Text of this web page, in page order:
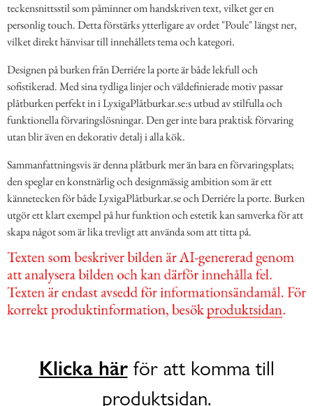
teckensnittsstil som påminner om handskriven text, vilket ger en
personlig touch. Detta förstärks ytterligare av ordet "Poule" längst ner,
vilket direkt hänvisar till innehållets tema och kategori.
Designen på burken från Derriére la porte är både lekfull och
sofistikerad. Med sina tydliga linjer och väldefinierade motiv passar
plåtburken perfekt in i LyxigaPlåtburkar.se:s utbud av stilfulla och
funktionella förvaringslösningar. Den ger inte bara praktisk förvaring
utan blir även en dekorativ detalj i alla kök.
Sammanfattningsvis är denna plåtburk mer än bara en förvaringsplats;
den speglar en konstnärlig och designmässig ambition som är ett
kännetecken för både LyxigaPlåtburkar.se och Derriére la porte. Burken
utgör ett klart exempel på hur funktion och estetik kan samverka för att
skapa något som är lika trevligt att använda som att titta på.
Klicka härför att komma till
produktsidan.